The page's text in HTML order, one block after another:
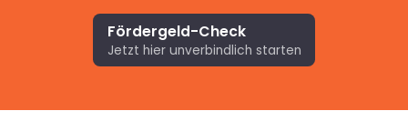
Fördergeld-Check
Jetzt hier unverbindlich starten